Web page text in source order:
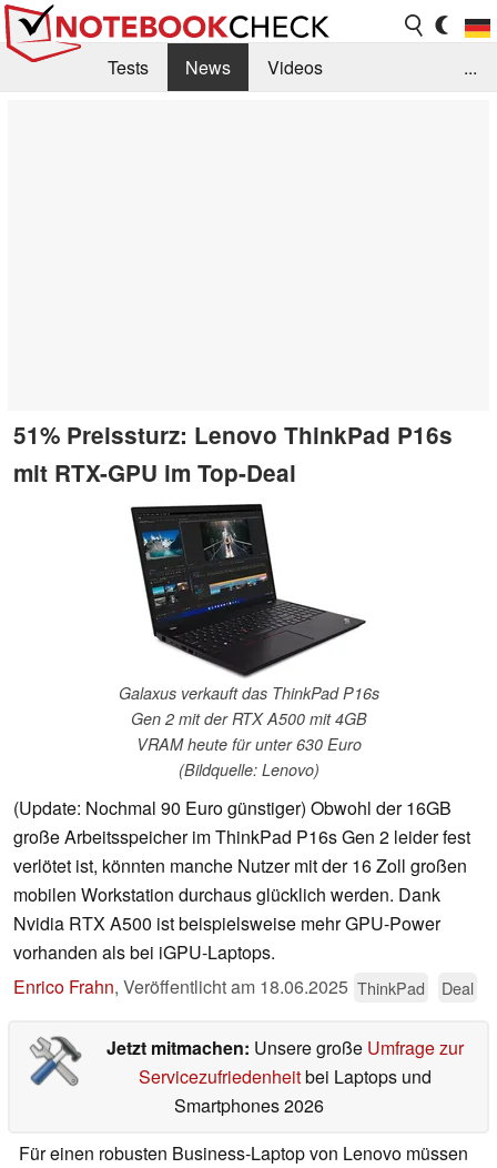
Tests News
Videos
...
51% Preissturz: Lenovo ThinkPad P16s
mit RTX-GPU im Top-Deal
Galaxus verkauft das ThinkPad P16s
Gen 2 mit der RTX A500 mit 4GB
VRAM heute für unter 630 Euro
(Bildquelle: Lenovo)
(Update: Nochmal 90 Euro günstiger) Obwohl der 16GB
große Arbeitsspeicher im ThinkPad P16s Gen 2 leider fest
verlötet ist, könnten manche Nutzer mit der 16 Zoll großen
mobilen Workstation durchaus glücklich werden. Dank
Nvidia RTX A500 ist beispielsweise mehr GPU-Power
vorhanden als bei iGPU-Laptops.
Enrico Frahn, Veröffentlicht am 18.06.2025 ThinkPad Deal
Jetzt mitmachen: Unsere große Umfrage zur
Servicezufriedenheitbei Laptops und
Smartphones 2026
Für einen robusten Business-Laptop von Lenovo müssen